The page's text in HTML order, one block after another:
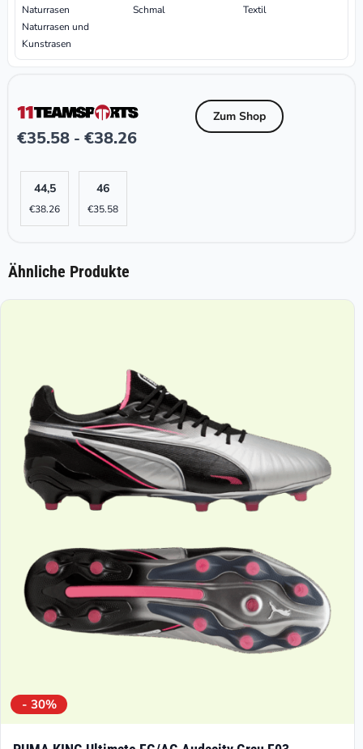
Naturrasen
Naturrasen und
Kunstrasen
Schmal
Textil
€35.58 - €38.26
Zum Shop
44,5
€38.26
46
€35.58
Ähnliche Produkte
- 30%